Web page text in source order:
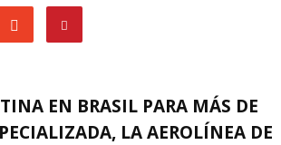
EN BRASIL PARA MÁS DE
LA AEROLÍNEA DE